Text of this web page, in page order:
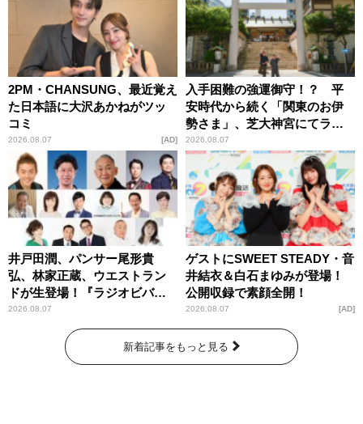
2PM・CHANSUNG、最近覚え
た日本語に大沢あかねがツッ
コミ
2026.08.07 AD
入手困難の強運御守！？ 平
安時代から続く「関東のお伊
勢さま」、芝大神宮にてラン
パンプスが合格祈願！
2026.08.07
井戸田潤、パンサー尾形貴
弘、林家正蔵、ウエストラン
ドが生登場！『ラジオビバリ
ー昼ズ』
2026.08.07
ゲストにSWEET STEADY・音
井結衣＆白石まゆみが登場！
公開収録で素顔全開！
2026.08.07 AD
新着記事をもっと見る